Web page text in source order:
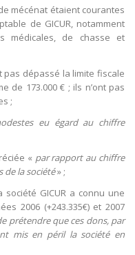
mécénat étaient courantes
de GICUR, notamment
médicales, de chasse et
pas dépassé la limite fiscale
de 173.000 € ; ils n’ont pas
;
eu égard au chiffre
« par rapport au chiffre
de la société» ;
GICUR a connu une
2006 (+243.335€) et 2007
prétendre que ces dons, par
mis en péril la société en